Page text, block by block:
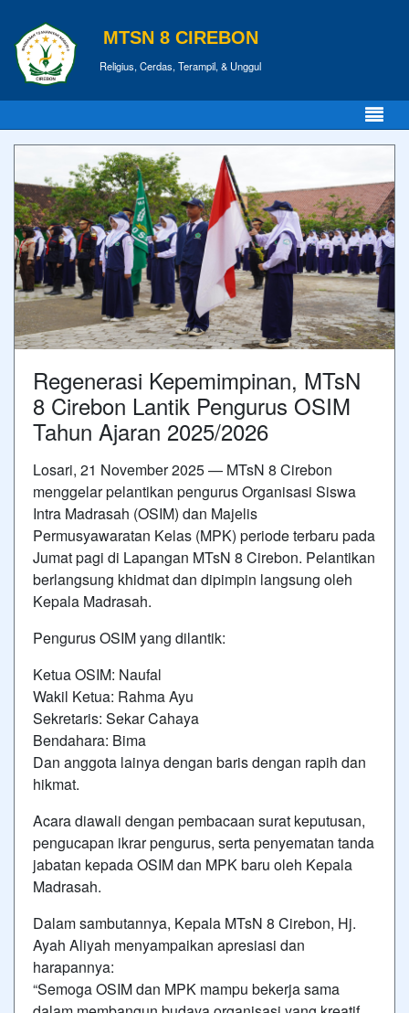
MTSN 8 CIREBON
Religius, Cerdas, Terampil, & Unggul
Regenerasi Kepemimpinan, MTsN
8 Cirebon Lantik Pengurus OSIM
Tahun Ajaran 2025/2026
Losari, 21 November 2025 — MTsN 8 Cirebon
menggelar pelantikan pengurus Organisasi Siswa
Intra Madrasah (OSIM) dan Majelis
Permusyawaratan Kelas (MPK) periode terbaru pada
Jumat pagi di Lapangan MTsN 8 Cirebon. Pelantikan
berlangsung khidmat dan dipimpin langsung oleh
Kepala Madrasah.
Pengurus OSIM yang dilantik:
Ketua OSIM: Naufal
Wakil Ketua: Rahma Ayu
Sekretaris: Sekar Cahaya
Bendahara: Bima
Dan anggota lainya dengan baris dengan rapih dan
hikmat.
Acara diawali dengan pembacaan surat keputusan,
pengucapan ikrar pengurus, serta penyematan tanda
jabatan kepada OSIM dan MPK baru oleh Kepala
Madrasah.
Dalam sambutannya, Kepala MTsN 8 Cirebon, Hj.
Ayah Aliyah menyampaikan apresiasi dan
harapannya:
“Semoga OSIM dan MPK mampu bekerja sama